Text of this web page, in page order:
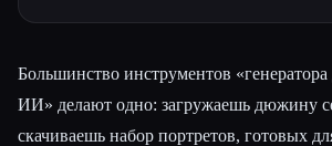
Большинство инструментов
ИИ» делают одно: загружаешь дюжину
скачиваешь набор портретов, готовых